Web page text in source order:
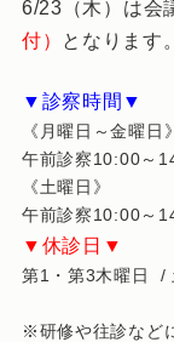
6/23（木）は会
付） となります。
▼診察時間▼
《月曜日～金曜日》
午前診察10:00～
《土曜日》
午前診察10:00～
▼休診日▼
第1・第3木曜日 /
※研修や往診など